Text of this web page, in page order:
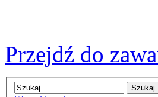
Przejdź do